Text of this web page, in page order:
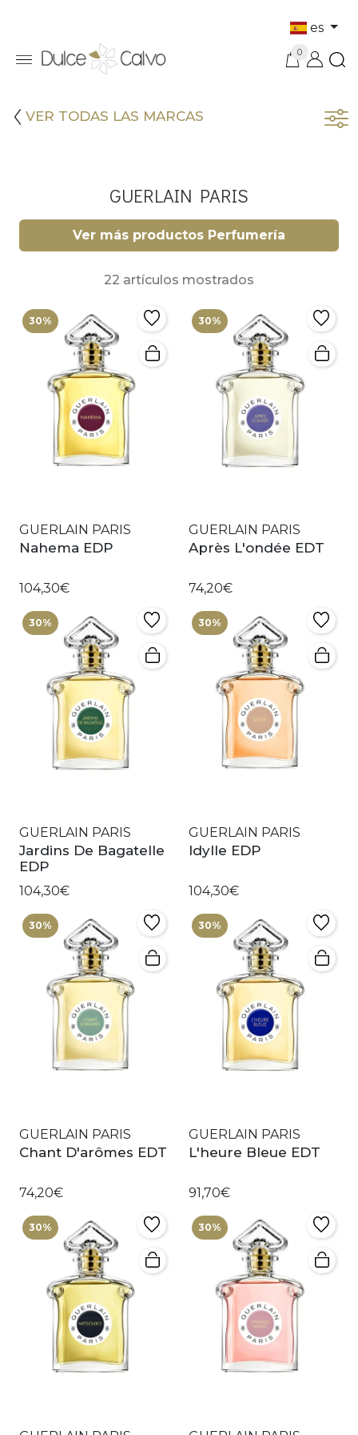
es
0
VER TODAS LAS MARCAS
GUERLAIN PARIS
Ver más productos Perfumería
22 artículos mostrados
30%
GUERLAIN PARIS
Nahema EDP
104,30€
30%
GUERLAIN PARIS
Après L'ondée EDT
74,20€
30%
GUERLAIN PARIS
Jardins De Bagatelle
EDP
104,30€
30%
GUERLAIN PARIS
Idylle EDP
104,30€
30%
GUERLAIN PARIS
Chant D'arômes EDT
74,20€
30%
GUERLAIN PARIS
L'heure Bleue EDT
91,70€
30% 30%